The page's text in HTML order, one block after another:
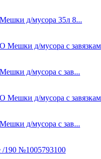
д/мусора 35л 8...
д/мусора с зав...
д/мусора с зав...